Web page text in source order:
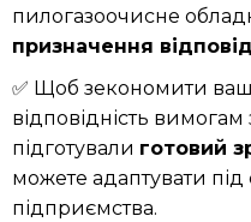
пилогазоочисне
призначення
✅ Щоб зекономити ваш
відповідність
підготували готовий
можете адаптувати
підприємства.